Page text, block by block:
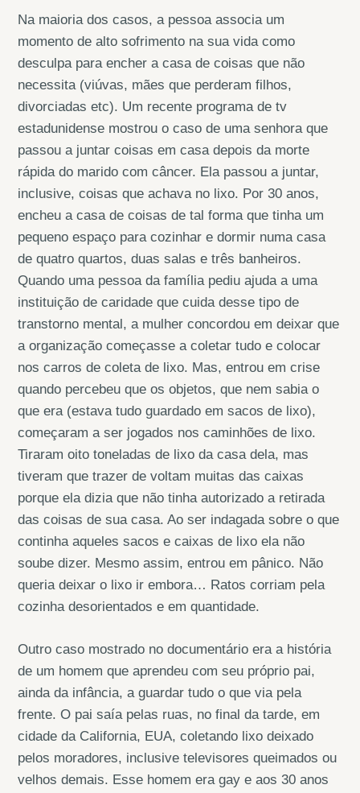
Na maioria dos casos, a pessoa associa um
momento de alto sofrimento na sua vida como
desculpa para encher a casa de coisas que não
necessita (viúvas, mães que perderam filhos,
divorciadas etc). Um recente programa de tv
estadunidense mostrou o caso de uma senhora que
passou a juntar coisas em casa depois da morte
rápida do marido com câncer. Ela passou a juntar,
inclusive, coisas que achava no lixo. Por 30 anos,
encheu a casa de coisas de tal forma que tinha um
pequeno espaço para cozinhar e dormir numa casa
de quatro quartos, duas salas e três banheiros.
Quando uma pessoa da família pediu ajuda a uma
instituição de caridade que cuida desse tipo de
transtorno mental, a mulher concordou em deixar que
a organização começasse a coletar tudo e colocar
nos carros de coleta de lixo. Mas, entrou em crise
quando percebeu que os objetos, que nem sabia o
que era (estava tudo guardado em sacos de lixo),
começaram a ser jogados nos caminhões de lixo.
Tiraram oito toneladas de lixo da casa dela, mas
tiveram que trazer de voltam muitas das caixas
porque ela dizia que não tinha autorizado a retirada
das coisas de sua casa. Ao ser indagada sobre o que
continha aqueles sacos e caixas de lixo ela não
soube dizer. Mesmo assim, entrou em pânico. Não
queria deixar o lixo ir embora… Ratos corriam pela
cozinha desorientados e em quantidade.
Outro caso mostrado no documentário era a história
de um homem que aprendeu com seu próprio pai,
ainda da infância, a guardar tudo o que via pela
frente. O pai saía pelas ruas, no final da tarde, em
cidade da California, EUA, coletando lixo deixado
pelos moradores, inclusive televisores queimados ou
velhos demais. Esse homem era gay e aos 30 anos